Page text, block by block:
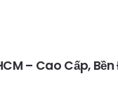
– Cao Cấp,